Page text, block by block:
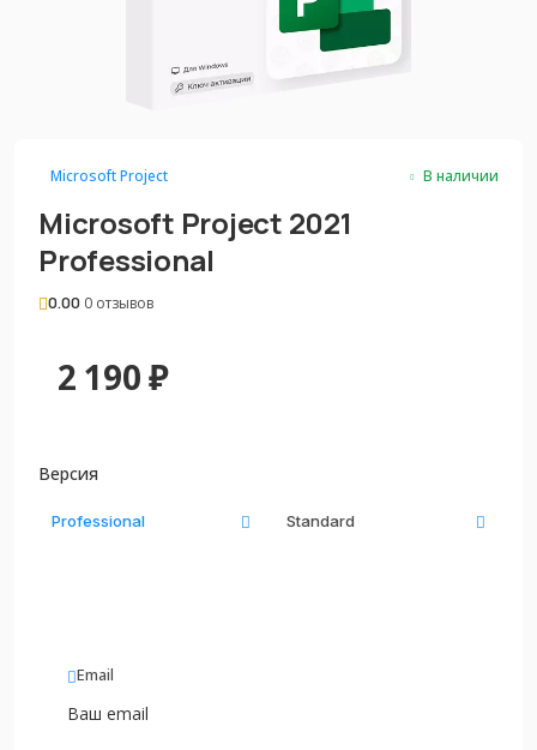
Microsoft Project В наличии
Microsoft Project 2021
Professional
0.00 0 отзывов
2 190₽
Версия
Professional Standard
Email